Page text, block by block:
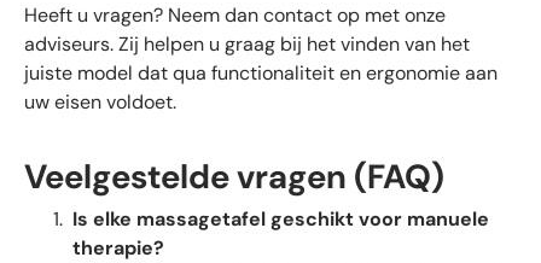
Heeft u vragen? Neem dan contact op met onze
adviseurs. Zij helpen u graag bij het vinden van het
juiste model dat qua functionaliteit en ergonomie aan
uw eisen voldoet.
Veelgestelde vragen (FAQ)
Is elke massagetafel geschikt voor manuele
therapie?